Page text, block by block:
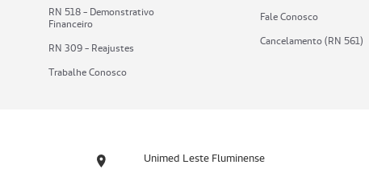
RN 518 - Demonstrativo
Financeiro
RN 309 - Reajustes
Trabalhe Conosco
Fale Conosco
Cancelamento (RN 561)
Unimed Leste Fluminense